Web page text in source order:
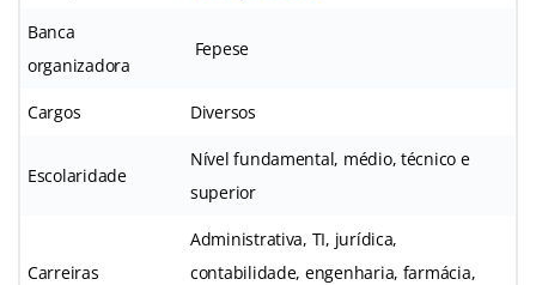
Banca
organizadora
Fepese
Cargos Diversos
Escolaridade
Nível fundamental, médio, técnico e
superior
Carreiras
Administrativa, TI, jurídica,
contabilidade, engenharia, farmácia,